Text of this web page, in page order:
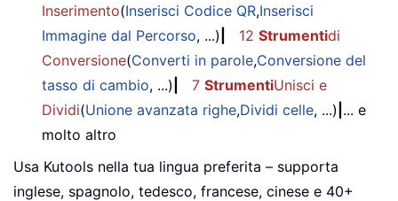
Inserimento(Inserisci Codice QR,Inserisci
Immagine dal Percorso, ...) 12 Strumentidi
Conversione(Converti in parole,Conversione del
tasso di cambio, ...) 7 StrumentiUnisci e
Dividi(Unione avanzata righe,Dividi celle, ...) ... e
molto altro
Usa Kutools nella tua lingua preferita – supporta
inglese, spagnolo, tedesco, francese, cinese e 40+